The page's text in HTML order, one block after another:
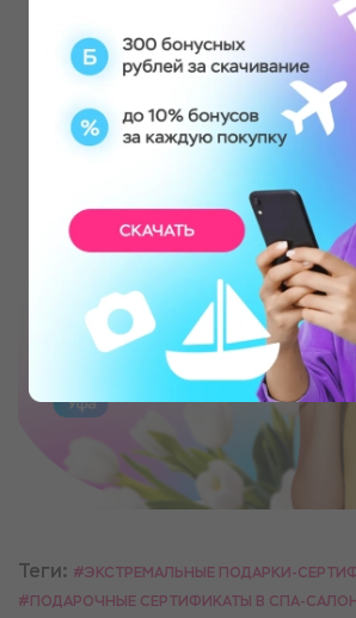
Теги: #ЭКСТРЕМАЛЬНЫЕ ПОДАРКИ-
#ПОДАРОЧНЫЕ СЕРТИФИКАТЫ В СПА-